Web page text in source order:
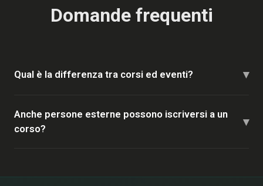
Domande frequenti
Qual è la differenza tra corsi ed eventi? ▾
Anche persone esterne possono iscriversi a un
corso?
▾